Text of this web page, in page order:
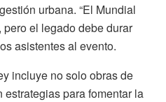
urbana. “El Mundial
el legado debe durar
asistentes al evento.
incluye no solo obras de
para fomentar la